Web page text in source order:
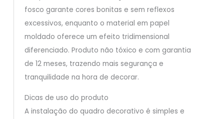
fosco garante cores bonitas e sem reflexos
excessivos, enquanto o material em papel
moldado oferece um efeito tridimensional
diferenciado. Produto não tóxico e com garantia
de 12 meses, trazendo mais segurança e
tranquilidade na hora de decorar.
Dicas de uso do produto
A instalação do quadro decorativo é simples e